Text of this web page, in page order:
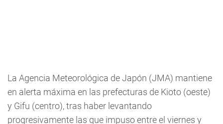
La Agencia Meteorológica de Japón (JMA) mantiene
en alerta máxima en las prefecturas de Kioto (oeste)
y Gifu (centro), tras haber levantando
progresivamente las que impuso entre el viernes y